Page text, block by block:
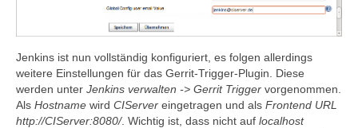
Jenkins ist nun vollständig konfiguriert, es folgen allerdings
weitere Einstellungen für das Gerrit-Trigger-Plugin. Diese
werden unter Jenkins verwalten -> Gerrit Trigger vorgenommen.
Als Hostname wird CIServer eingetragen und als Frontend URL
http://CIServer:8080/. Wichtig ist, dass nicht auf localhost